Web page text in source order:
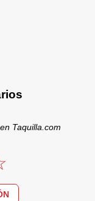
Taquilla.com